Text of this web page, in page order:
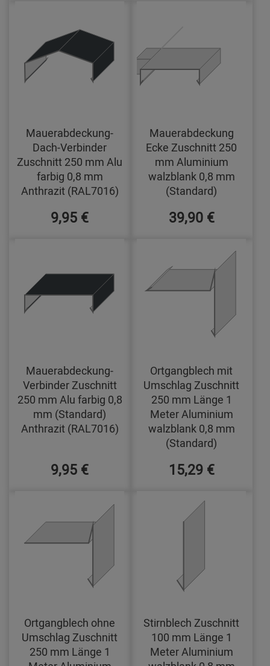
Mauerabdeckung-
Dach-Verbinder
Zuschnitt 250 mm Alu
farbig 0,8 mm
Anthrazit (RAL7016)
9,95 €
Mauerabdeckung
Ecke Zuschnitt 250
mm Aluminium
walzblank 0,8 mm
(Standard)
39,90 €
Mauerabdeckung-
Verbinder Zuschnitt
250 mm Alu farbig 0,8
mm (Standard)
Anthrazit (RAL7016)
9,95 €
Ortgangblech mit
Umschlag Zuschnitt
250 mm Länge 1
Meter Aluminium
walzblank 0,8 mm
(Standard)
15,29 €
Ortgangblech ohne
Umschlag Zuschnitt
250 mm Länge 1
Stirnblech Zuschnitt
100 mm Länge 1
Meter Aluminium